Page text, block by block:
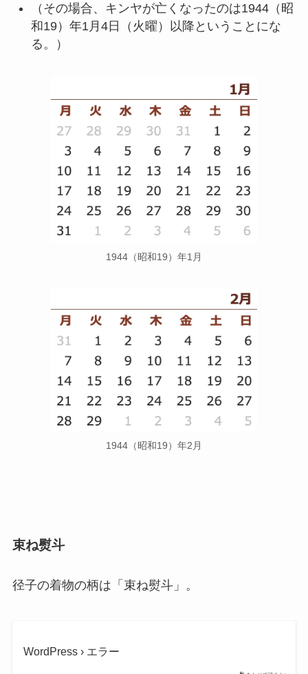
（その場合、キンヤが亡くなったのは1944（昭
和19）年1月4日（火曜）以降ということにな
る。）
1944（昭和19）年1月
1944（昭和19）年2月
束ね熨斗
径子の着物の柄は「束ね熨斗」。
WordPress › エラー